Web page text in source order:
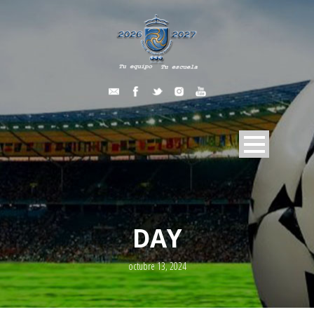
DAY
octubre 13, 2024